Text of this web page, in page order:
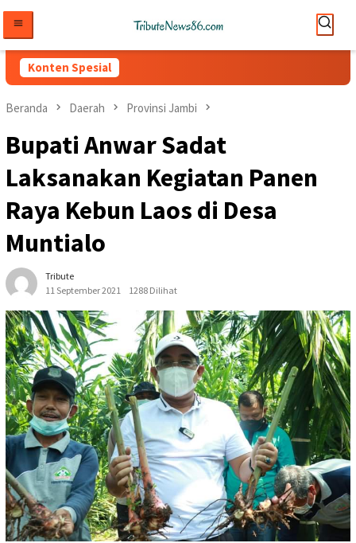
konten
Konten Spesial
Beranda Daerah Provinsi Jambi
Bupati Anwar Sadat
Laksanakan Kegiatan Panen
Raya Kebun Laos di Desa
Muntialo
Tribute
11 September 2021
1288 Dilihat